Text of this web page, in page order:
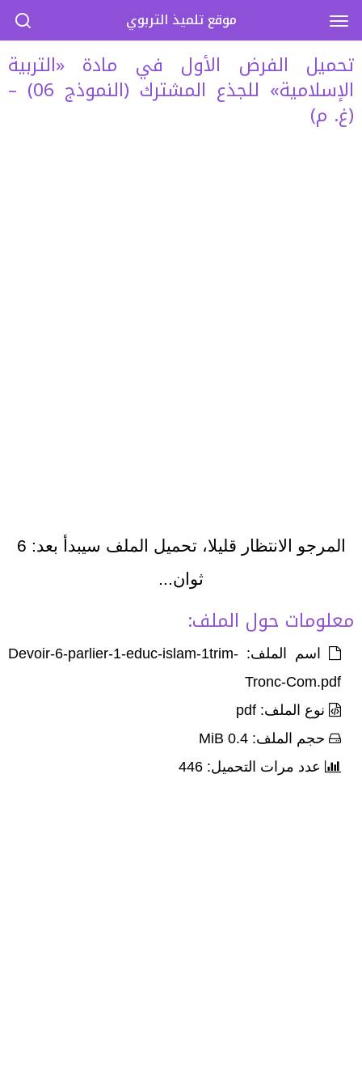
تحميل الفرض الأول في مادة «التربية
الإسلامية» للجذع المشترك (النموذج 06) –
(غ. م)
المرجو الانتظار قليلا، تحميل الملف سيبدأ بعد: 6
ثوان...
معلومات حول الملف:
اسم الملف: Devoir-6-parlier-1-educ-islam-1trim-
Tronc-Com.pdf
نوع الملف: pdf
حجم الملف: 0.4 MiB
عدد مرات التحميل: 446
موقع تلميذ التربوي